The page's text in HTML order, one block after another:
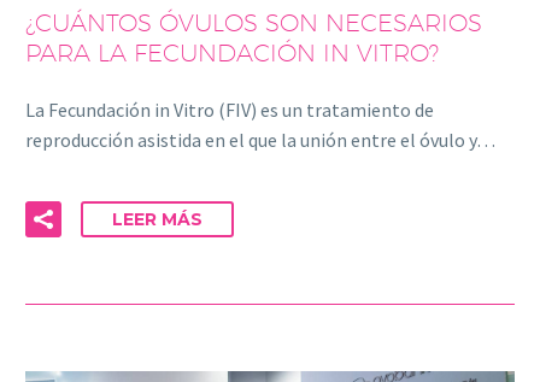
¿CUÁNTOS ÓVULOS SON NECESARIOS
PARA LA FECUNDACIÓN IN VITRO?
La Fecundación in Vitro (FIV) es un tratamiento de
reproducción asistida en el que la unión entre el óvulo y…
LEER MÁS